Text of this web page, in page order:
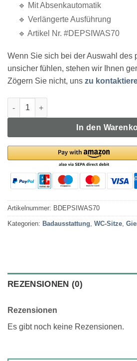
🔹 Mit Absenkautomatik
🔹 Verlängerte Ausführung
🔹 Artikel Nr. #DEPSIWAS70
Wenn Sie sich bei der Auswahl des
unsicher fühlen, stehen wir Ihnen
Zögern Sie nicht, uns zu
Vigour Derby Plus WC-Sitz eckig weiß
In den
Artikelnummer: BDEPSIWAS70
Kategorien: Badausstattung, WC-Sitze,
REZENSIONEN (0)
Rezensionen
Es gibt noch keine Rezensionen.